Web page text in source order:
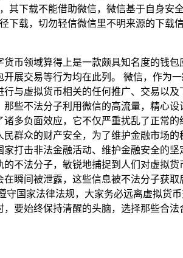
其下载不能借助微信，微信基于自身
下载，切勿轻信微信里不明来源的下载
币领域算得上是一款颇具知名度的钱
展交易等行为均在此列。 微信，作为
与虚拟货币相关的任何推广、交易以
些不法分子利用微信的高流量，精心
多负面效应，它不仅严重扰乱了正常
群众的财产安全，为了维护金融市场
打击非法金融活动、维护金融安全的
不法分子，敏锐地捕捉到人们对虚拟
瞬间被泄露，这些信息被不法分子获
国家法律法规，大家务必远离虚拟货
要始终保持清醒的头脑，选择那些合